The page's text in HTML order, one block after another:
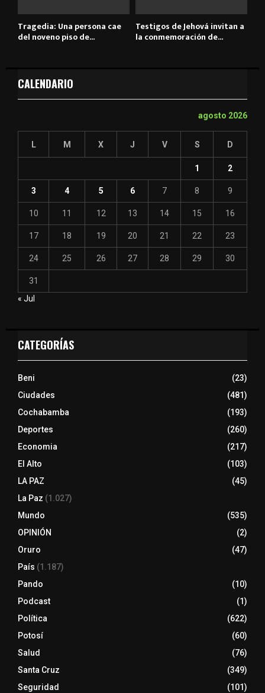
Tragedia: Una persona cae
del noveno piso de...
Testigos de Jehová invitan a
la conmemoración de...
CALENDARIO
agosto 2026
L M X J V S D
1 2
3 4 5 6 7 8 9
10 11 12 13 14 15 16
17 18 19 20 21 22 23
24 25 26 27 28 29 30
31
« Jul
CATEGORÍAS
Beni
(23)
Ciudades
(481)
Cochabamba
(193)
Deportes
(260)
Economia
(217)
El Alto
(103)
LA PAZ
(45)
La Paz (1.027)
Mundo
(535)
OPINIÓN
(2)
Oruro
(47)
País (1.187)
Pando
(10)
Podcast
(1)
Política
(622)
Potosí
(60)
Salud
(76)
Santa Cruz
(349)
Seguridad
(101)